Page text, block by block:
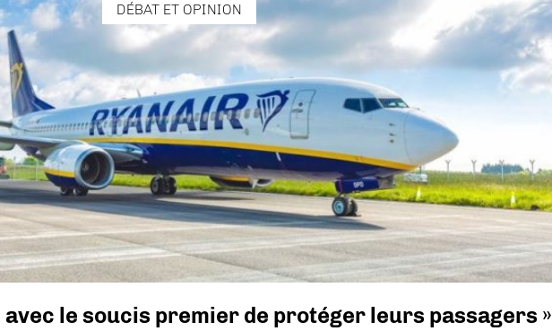
DÉBAT ET OPINION
avec le soucis premier de protéger leurs passagers »